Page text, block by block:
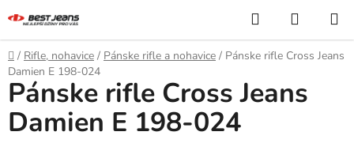
na
obsah
Hľadať
KOŠÍK
Domov
/ Rifle, nohavice / Pánske rifle a nohavice / Pánske rifle Cross Jeans
Damien E 198-024
Pánske rifle Cross Jeans
Damien E 198-024